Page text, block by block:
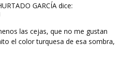
GARCÍA dice:
las cejas, que no me gustan
el color turquesa de esa sombra,